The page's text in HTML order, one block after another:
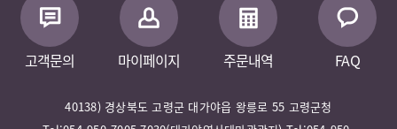
고객문의 마이페이지 주문내역 FAQ
40138) 경상북도 고령군 대가야읍 왕릉로 55 고령군청